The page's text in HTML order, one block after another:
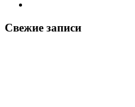
Свежие записи